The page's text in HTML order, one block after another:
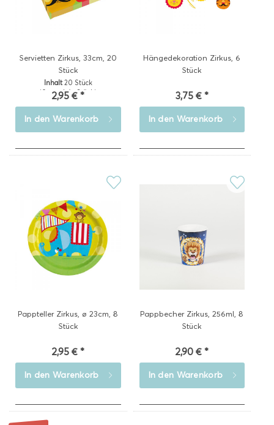
Servietten Zirkus, 33cm, 20
Stück
Inhalt20 Stück
(0,15 € * / 1 Stück)
2,95 € *
In den Warenkorb
Hängedekoration Zirkus, 6
Stück
3,75 € *
In den Warenkorb
Pappteller Zirkus, ø 23cm, 8
Stück
2,95 € *
In den Warenkorb
Pappbecher Zirkus, 256ml, 8
Stück
2,90 € *
In den Warenkorb